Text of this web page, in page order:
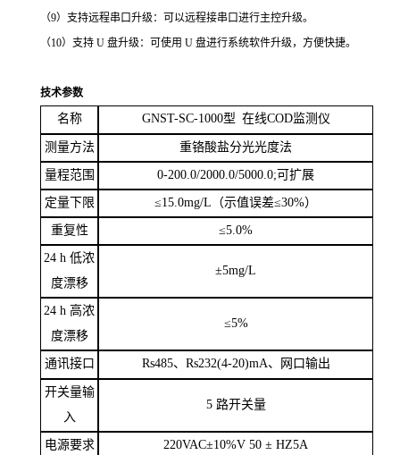
（9）支持远程串口升级：可以远程接串口进行主控升级。
（10）支持 U 盘升级：可使用 U 盘进行系统软件升级，方便快捷。
技术参数
名称 GNST-SC-1000型 在线COD监测仪
测量方法 重铬酸盐分光光度法
量程范围 0-200.0/2000.0/5000.0; 可扩展
定量下限 ≤15.0mg/L （示值误差≤30%）
重复性 ≤5.0%
24 h 低浓
度漂移
±5mg/L
24 h 高浓
度漂移
≤5%
通讯接口 Rs485、 Rs232(4-20)mA、 网口输出
开关量输
入
5 路开关量
电源要求 220VAC±10%V 50 ± HZ5A